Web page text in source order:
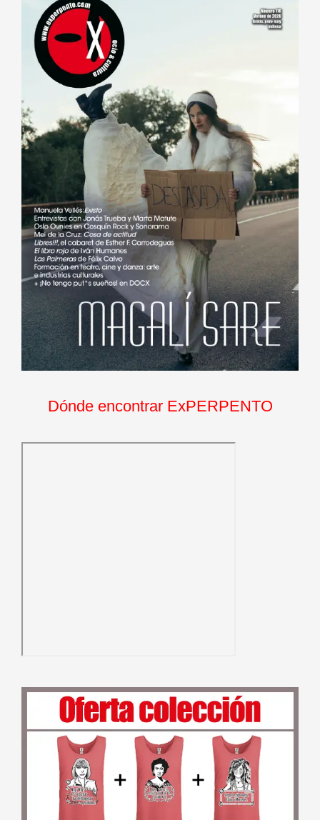
Dónde encontrar ExPERPENTO